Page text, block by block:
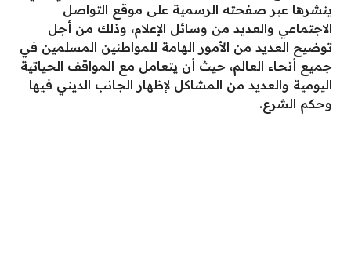
ينشرها عبر صفحته الرسمية على موقع التواصل
الاجتماعي والعديد من وسائل الإعلام، وذلك من أجل
توضيح العديد من الأمور الهامة للمواطنين المسلمين في
جميع أنحاء العالم، حيث أن يتعامل مع المواقف الحياتية
اليومية والعديد من المشاكل لإظهار الجانب الديني فيها
وحكم الشرع.